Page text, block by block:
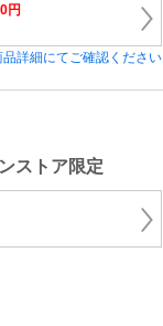
円
詳細にてご確認ください
ストア限定